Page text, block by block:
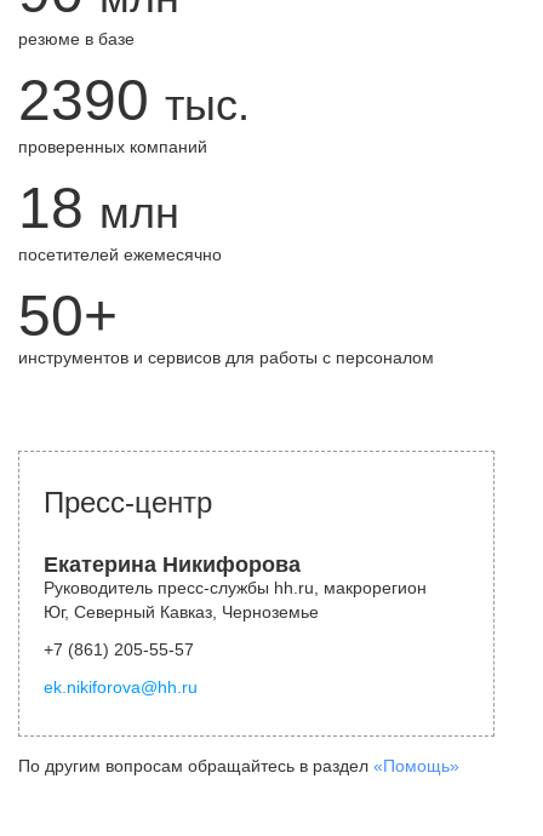
резюме в базе
2390 тыс.
проверенных компаний
18 млн
посетителей ежемесячно
50+
инструментов и сервисов для работы с персоналом
Пресс-центр
Екатерина Никифорова
Руководитель пресс-службы hh.ru, макрорегион
Юг, Северный Кавказ, Черноземье
+7 (861) 205-55-57
ek.nikiforova@hh.ru
По другим вопросам обращайтесь в раздел «Помощь»